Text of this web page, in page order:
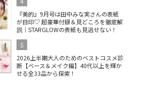
4
『美的』9月号は田中みな実さんの表紙
が目印♡ 超豪華付録＆見どころを徹底解
説｜STARGLOWの表紙も見逃せない！
5
2026上半期大人のためのベストコスメ診
断【ベース＆メイク編】40代以上を輝か
せる全33品から探索！